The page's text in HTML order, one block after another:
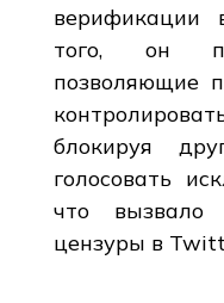
верификации
того, он
позволяющие
блокируя
голосовать
что вызвало
цензуры в